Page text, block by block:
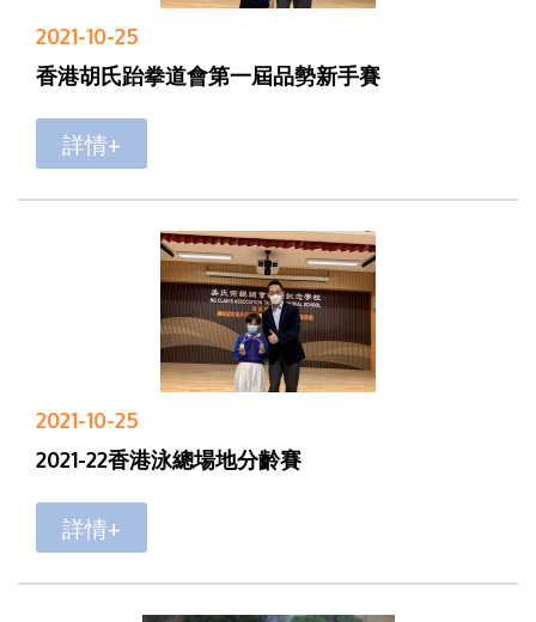
2021-10-25
香港胡氏跆拳道會第一屆品勢新手賽
詳情+
2021-10-25
2021-22香港泳總場地分齡賽
詳情+